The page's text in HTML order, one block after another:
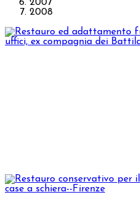
2007
2008